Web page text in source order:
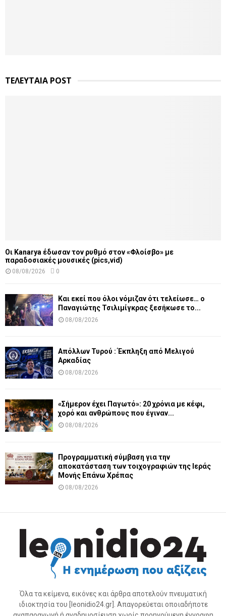
ΤΕΛΕΥΤΑΙΑ POST
Οι Kanarya έδωσαν τον ρυθμό στον «Φλοίσβο» με
παραδοσιακές μουσικές (pics,vid)
08/08/2026 0
Και εκεί που όλοι νόμιζαν ότι τελείωσε… ο
Παναγιώτης Τσιλιμίγκρας ξεσήκωσε το...
08/08/2026
Απόλλων Τυρού : Έκπληξη από Μελιγού
Αρκαδίας
08/08/2026
«Σήμερον έχει Παγωτό»: 20 χρόνια με κέφι,
χορό και ανθρώπους που έγιναν...
08/08/2026
Προγραμματική σύμβαση για την
αποκατάσταση των τοιχογραφιών της Ιεράς
Μονής Επάνω Χρέπας
08/08/2026
Όλα τα κείμενα, εικόνες και άρθρα αποτελούν πνευματική
ιδιοκτησία του [leonidio24.gr]. Απαγορεύεται οποιαδήποτε